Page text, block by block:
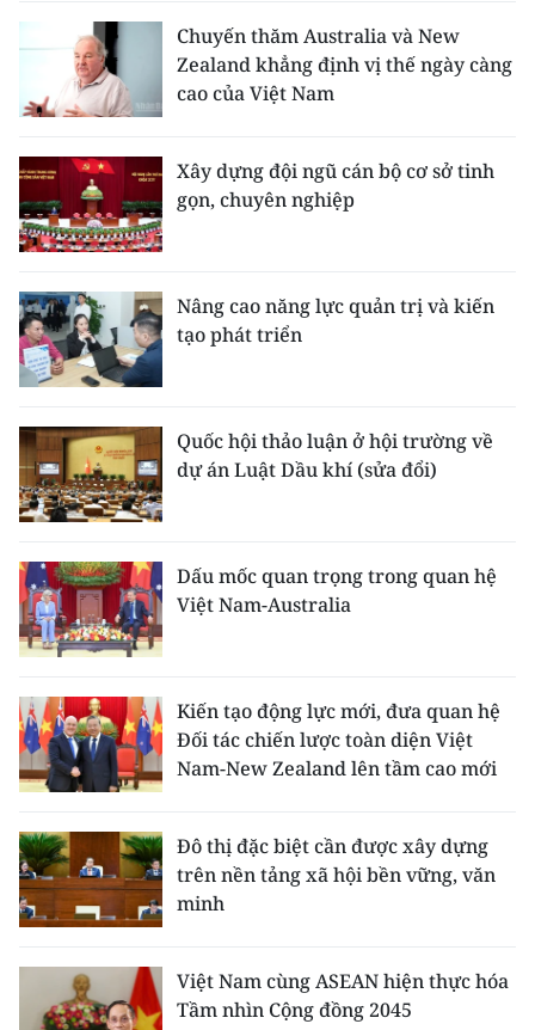
Chuyến thăm Australia và New
Zealand khẳng định vị thế ngày càng
cao của Việt Nam
Xây dựng đội ngũ cán bộ cơ sở tinh
gọn, chuyên nghiệp
Nâng cao năng lực quản trị và kiến
tạo phát triển
Quốc hội thảo luận ở hội trường về
dự án Luật Dầu khí (sửa đổi)
Dấu mốc quan trọng trong quan hệ
Việt Nam-Australia
Kiến tạo động lực mới, đưa quan hệ
Đối tác chiến lược toàn diện Việt
Nam-New Zealand lên tầm cao mới
Đô thị đặc biệt cần được xây dựng
trên nền tảng xã hội bền vững, văn
minh
Việt Nam cùng ASEAN hiện thực hóa
Tầm nhìn Cộng đồng 2045